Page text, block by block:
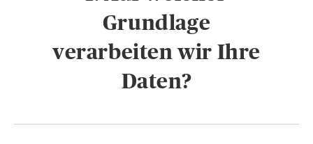
Grundlage
verarbeiten wir Ihre
Daten?